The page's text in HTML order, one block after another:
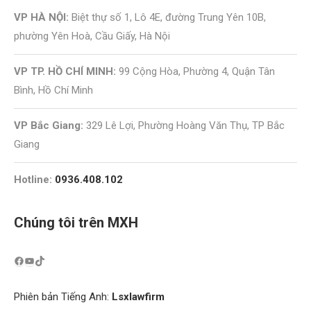
VP HÀ NỘI: Biệt thự số 1, Lô 4E, đường Trung Yên 10B,
phường Yên Hoà, Cầu Giấy, Hà Nội
VP TP. HỒ CHÍ MINH: 99 Cộng Hòa, Phường 4, Quận Tân
Bình, Hồ Chí Minh
VP Bắc Giang: 329 Lê Lợi, Phường Hoàng Văn Thụ, TP Bắc
Giang
Hotline: 0936.408.102
Chúng tôi trên MXH
Phiên bản Tiếng Anh: Lsxlawfirm